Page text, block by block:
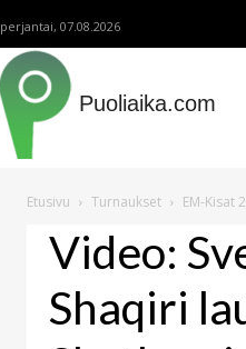
perjantai, 07.08.2026
Puoliaika.com
Etusivu Turnaukset EM-Kisat
Video:
Shaqiri